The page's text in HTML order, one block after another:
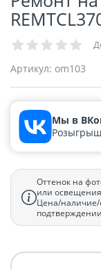
Артикул: om103
Мы в
Оттенок на
или
Цена/наличие/